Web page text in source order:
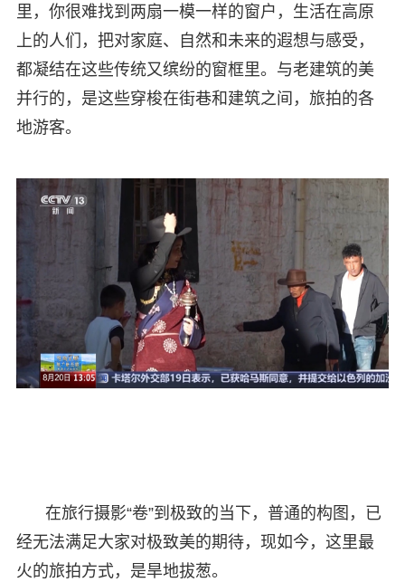
里，你很难找到两扇一模一样的窗户，生活在高原
上的人们，把对家庭、自然和未来的遐想与感受，
都凝结在这些传统又缤纷的窗框里。与老建筑的美
并行的，是这些穿梭在街巷和建筑之间，旅拍的各
地游客。
在旅行摄影“卷”到极致的当下，普通的构图，已
经无法满足大家对极致美的期待，现如今，这里最
火的旅拍方式，是旱地拔葱。